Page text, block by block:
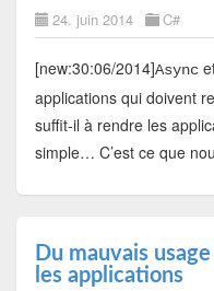
24. juin 2014 C#
[new:30:06/2014]Async
applications qui doivent
suffit-il à rendre les
simple… C’est ce que
Du mauvais
les applications